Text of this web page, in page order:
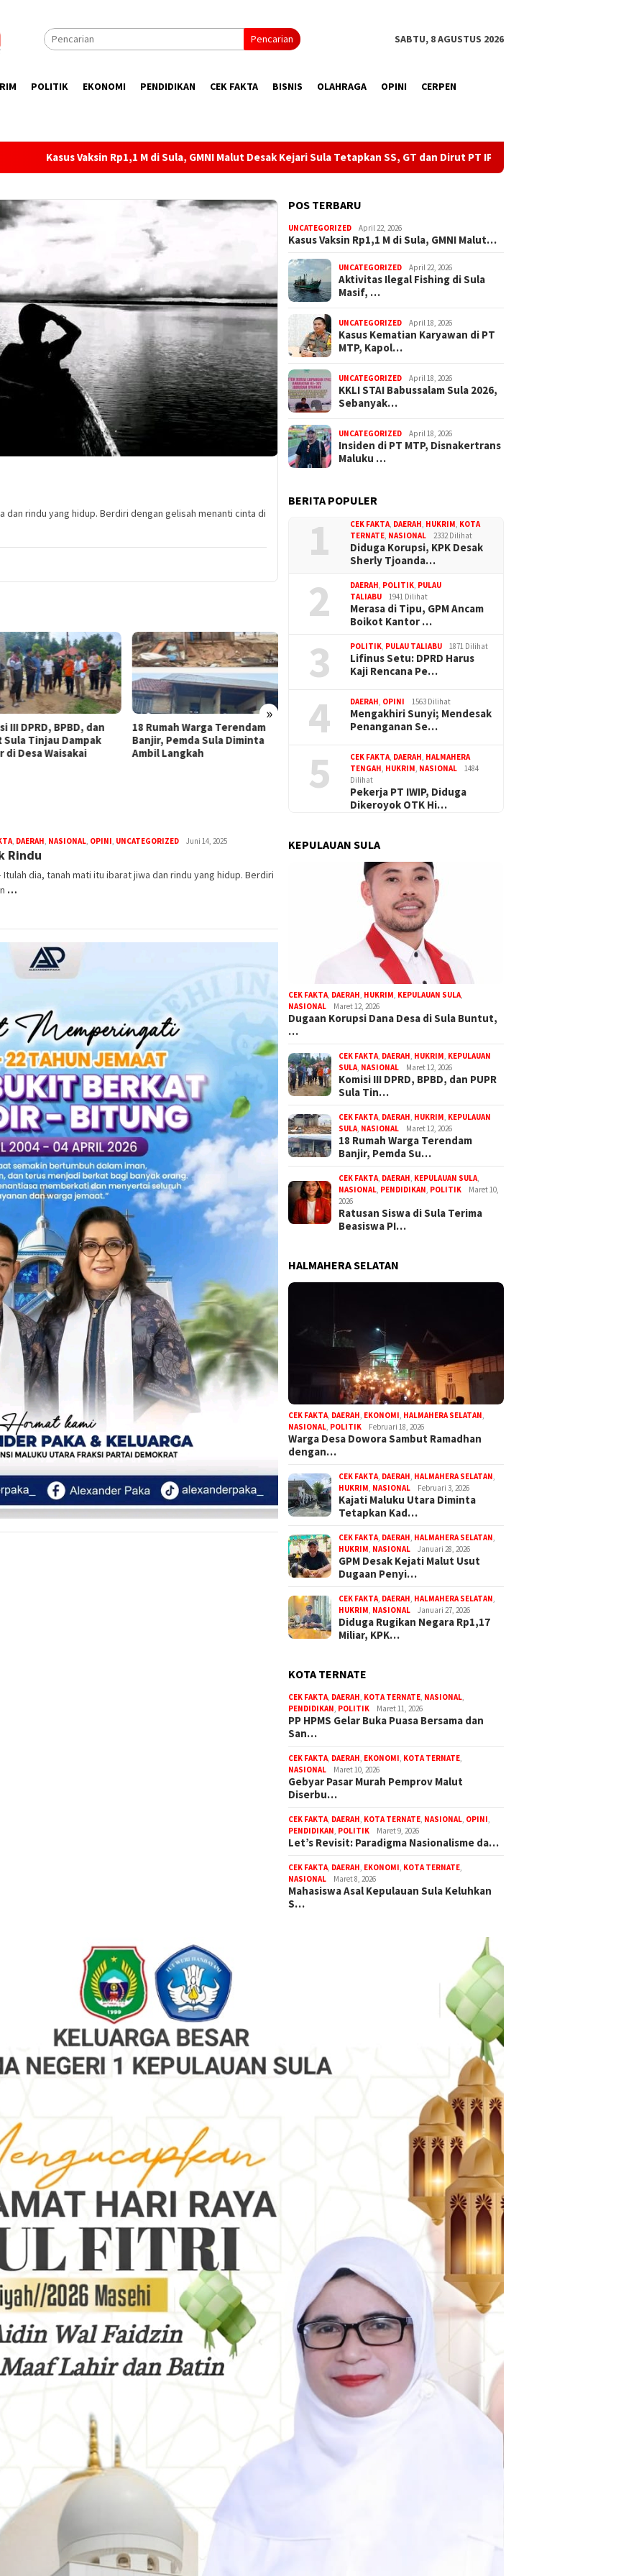
Pencarian SABTU, 8 AGUSTUS 2026
POLITIK EKONOMI PENDIDIKAN CEK FAKTA BISNIS OLAHRAGA OPINI CERPEN
Rp1,1 M di Sula, GMNI Malut Desak Kejari Sula Tetapkan SS, GT dan Dirut PT IPL Sebagai Tersangka
dan rindu yang hidup. Berdiri dengan gelisah menanti cinta di
»
Warga Terendam
Pemda Sula Diminta
Langkah
Balas Serangan Israel, Rudal
Khorramshahr-4 Iran Hantam
Bandara Ben Gurion dan
GMNI Malut Apresiasi Gerak
Cepat Polres Haltim Tangani
Dugaan Teror OTK di Lakoda
Desak Kajagung RI Evaluasi
Kajati Malut
, DAERAH, NASIONAL, OPINI, UNCATEGORIZED bidikfakta.id
Juni 14, 2025
Rindu
Itulah dia, tanah mati itu ibarat jiwa dan rindu yang hidup. Berdiri
…
POS TERBARU
UNCATEGORIZED April 22, 2026
Kasus Vaksin Rp1,1 M di Sula, GMNI Malut…
UNCATEGORIZED April 22, 2026
Aktivitas Ilegal Fishing di Sula
Masif, …
UNCATEGORIZED April 18, 2026
Kasus Kematian Karyawan di PT
MTP, Kapol…
UNCATEGORIZED April 18, 2026
KKLI STAI Babussalam Sula 2026,
Sebanyak…
UNCATEGORIZED April 18, 2026
Insiden di PT MTP, Disnakertrans
Maluku …
BERITA POPULER
1 CEK FAKTA, DAERAH, HUKRIM, KOTA
TERNATE, NASIONAL 2332 Dilihat
Diduga Korupsi, KPK Desak
Sherly Tjoanda…
2 DAERAH, POLITIK, PULAU
TALIABU
1941 Dilihat
Merasa di Tipu, GPM Ancam
Boikot Kantor …
3 POLITIK, PULAU TALIABU 1871 Dilihat
Lifinus Setu: DPRD Harus
Kaji Rencana Pe…
4 DAERAH, OPINI 1563 Dilihat
Mengakhiri Sunyi; Mendesak
Penanganan Se…
5 CEK FAKTA, DAERAH, HALMAHERA
TENGAH, HUKRIM, NASIONAL
1484
Dilihat
Pekerja PT IWIP, Diduga
Dikeroyok OTK Hi…
KEPULAUAN SULA
CEK FAKTA DAERAH HUKRIM KEPULAUAN SULA
NASIONAL
Maret 12, 2026
Dugaan Korupsi Dana Desa di Sula Buntut,
…
CEK FAKTA DAERAH HUKRIM KEPULAUAN
SULA NASIONAL Maret 12, 2026
Komisi III DPRD, BPBD, dan PUPR
Sula Tin…
CEK FAKTA DAERAH HUKRIM KEPULAUAN
SULA NASIONAL Maret 12, 2026
18 Rumah Warga Terendam
Banjir, Pemda Su…
CEK FAKTA DAERAH KEPULAUAN SULA
NASIONAL PENDIDIKAN POLITIK
Maret 10,
2026
Ratusan Siswa di Sula Terima
Beasiswa PI…
HALMAHERA SELATAN
CEK FAKTA DAERAH EKONOMI HALMAHERA SELATAN
NASIONAL POLITIK Februari 18, 2026
Warga Desa Dowora Sambut Ramadhan
dengan…
CEK FAKTA DAERAH HALMAHERA SELATAN
HUKRIM NASIONAL Februari 3, 2026
Kajati Maluku Utara Diminta
Tetapkan Kad…
CEK FAKTA DAERAH HALMAHERA SELATAN
HUKRIM NASIONAL Januari 28, 2026
GPM Desak Kejati Malut Usut
Dugaan Penyi…
CEK FAKTA DAERAH HALMAHERA SELATAN
HUKRIM NASIONAL Januari 27, 2026
Diduga Rugikan Negara Rp1,17
Miliar, KPK…
KOTA TERNATE
CEK FAKTA DAERAH KOTA TERNATE NASIONAL
PENDIDIKAN POLITIK Maret 11, 2026
PP HPMS Gelar Buka Puasa Bersama dan
San…
CEK FAKTA DAERAH EKONOMI KOTA TERNATE
NASIONAL
Maret 10, 2026
Gebyar Pasar Murah Pemprov Malut
Diserbu…
CEK FAKTA DAERAH KOTA TERNATE NASIONAL OPINI
PENDIDIKAN POLITIK Maret 9, 2026
Let’s Revisit: Paradigma Nasionalisme da…
CEK FAKTA DAERAH EKONOMI KOTA TERNATE
NASIONAL
Maret 8, 2026
Mahasiswa Asal Kepulauan Sula Keluhkan
S…